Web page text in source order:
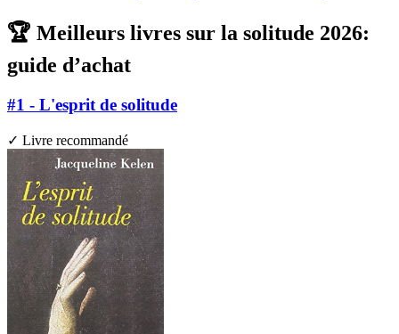
🏆 Meilleurs livres sur la solitude 2026:
guide d’achat
#1 - L'esprit de solitude
✓ Livre recommandé